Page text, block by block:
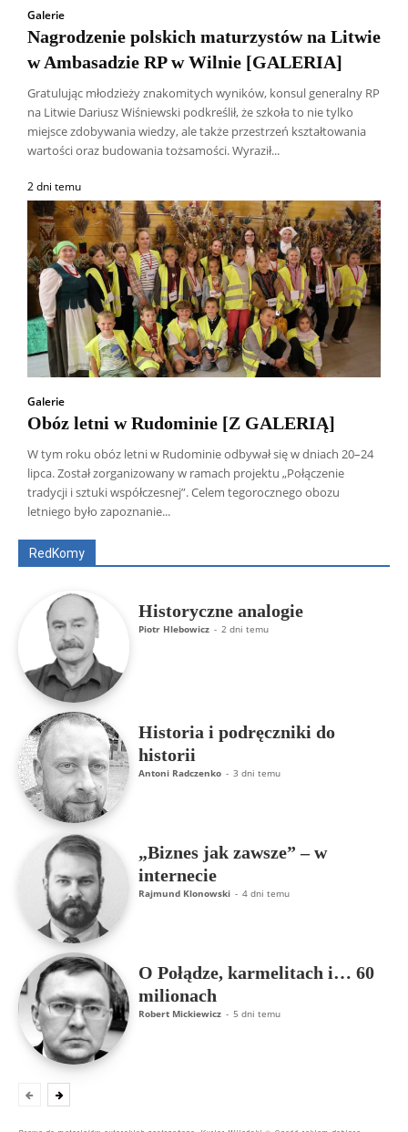
Galerie
Nagrodzenie polskich maturzystów na Litwie
w Ambasadzie RP w Wilnie [GALERIA]
Gratulując młodzieży znakomitych wyników, konsul generalny RP
na Litwie Dariusz Wiśniewski podkreślił, że szkoła to nie tylko
miejsce zdobywania wiedzy, ale także przestrzeń kształtowania
wartości oraz budowania tożsamości. Wyraził...
2 dni temu
Galerie
Obóz letni w Rudominie [Z GALERIĄ]
W tym roku obóz letni w Rudominie odbywał się w dniach 20–24
lipca. Został zorganizowany w ramach projektu „Połączenie
tradycji i sztuki współczesnej”. Celem tegorocznego obozu
letniego było zapoznanie...
RedKomy
Wszyscy Aleksander Borowik
Antoni Radczenko
Artur Płokszto
Grzegorz Górny
ks. Jarosław Wąsowicz SDB
Historyczne analogie
Piotr Hlebowicz - 2 dni temu
Historia i podręczniki do
historii
Antoni Radczenko - 3 dni temu
„Biznes jak zawsze” – w
internecie
Rajmund Klonowski - 4 dni temu
O Połądze, karmelitach i… 60
milionach
Robert Mickiewicz - 5 dni temu